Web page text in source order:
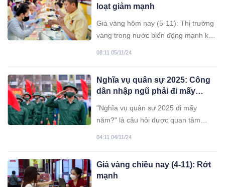
loạt giảm mạnh
Giá vàng hôm nay (5-11): Thị trường
vàng trong nước biến động mạnh khi
08:11 05/11/24
Nghĩa vụ quân sự 2025: Công
dân nhập ngũ phải đi mấy
"Nghĩa vụ quân sự 2025 đi mấy
năm?" là câu hỏi được quan tâm
04:11 04/11/24
Giá vàng chiều nay (4-11): Rớt
mạnh